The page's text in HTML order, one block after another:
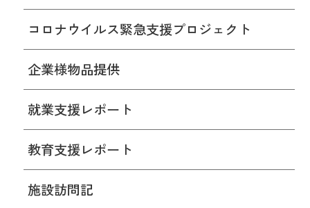
コロナウイルス緊急支援プロジェクト
企業様物品提供
就業支援レポート
教育支援レポート
施設訪問記